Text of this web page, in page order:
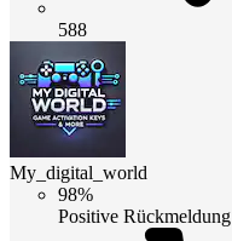
588
My_digital_world
98%
Positive Rückmeldung